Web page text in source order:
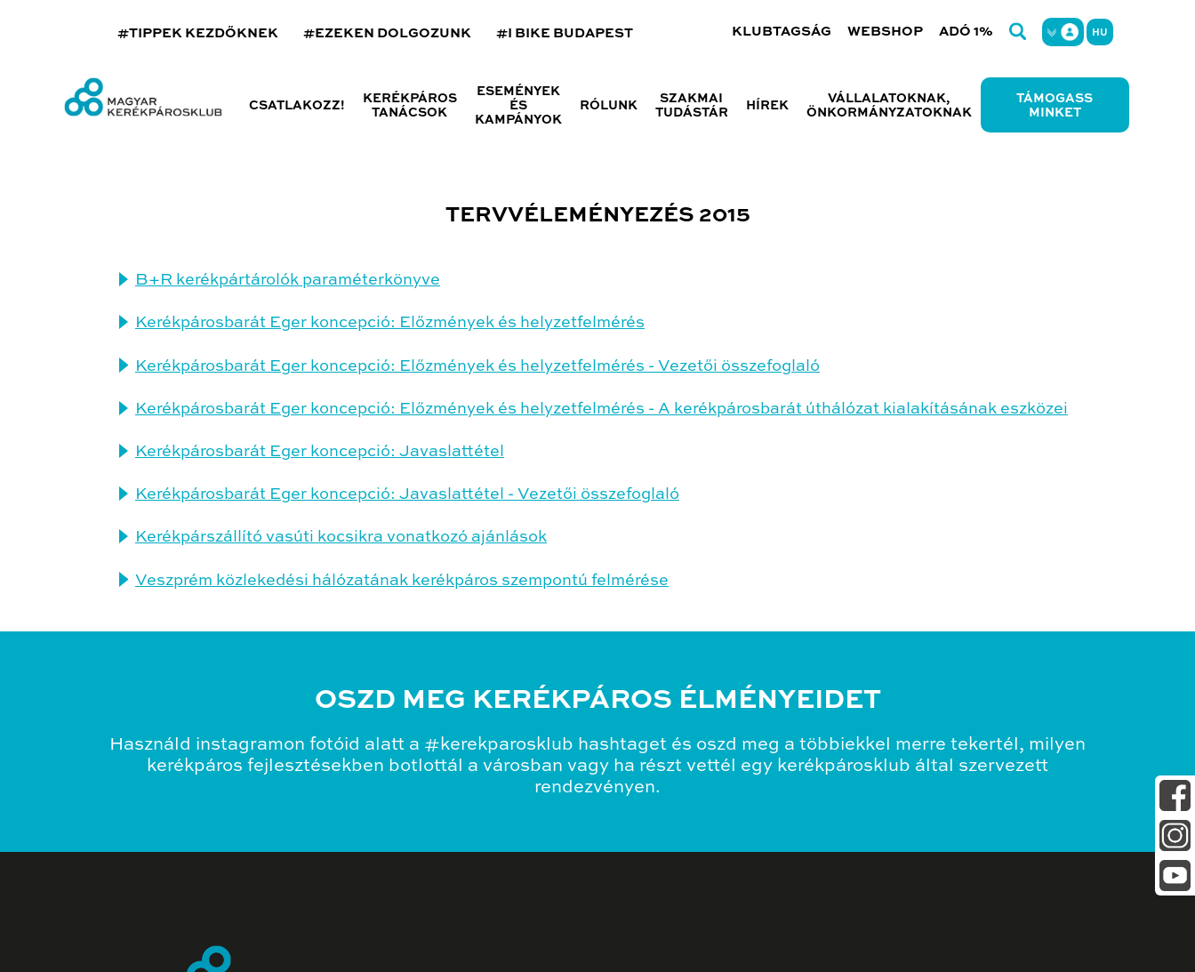
#TIPPEK KEZDŐKNEK #EZEKEN DOLGOZUNK #I BIKE BUDAPEST KLUBTAGSÁG WEBSHOP ADÓ 1% HU
CSATLAKOZZ!
KERÉKPÁROS
TANÁCSOK
ESEMÉNYEK
ÉS
KAMPÁNYOK
RÓLUNK
SZAKMAI
TUDÁSTÁR
HÍREK
VÁLLALATOKNAK,
ÖNKORMÁNYZATOKNAK
TÁMOGASS
MINKET
TERVVÉLEMÉNYEZÉS 2015
B+R kerékpártárolók paraméterkönyve
Kerékpárosbarát Eger koncepció: Előzmények és helyzetfelmérés
Kerékpárosbarát Eger koncepció: Előzmények és helyzetfelmérés - Vezetői összefoglaló
Kerékpárosbarát Eger koncepció: Előzmények és helyzetfelmérés - A kerékpárosbarát úthálózat kialakításának eszközei
Kerékpárosbarát Eger koncepció: Javaslattétel
Kerékpárosbarát Eger koncepció: Javaslattétel - Vezetői összefoglaló
Kerékpárszállító vasúti kocsikra vonatkozó ajánlások
Veszprém közlekedési hálózatának kerékpáros szempontú felmérése
OSZD MEG KERÉKPÁROS ÉLMÉNYEIDET
Használd instagramon fotóid alatt a #kerekparosklub hashtaget és oszd meg a többiekkel merre tekertél, milyen
kerékpáros fejlesztésekben botlottál a városban vagy ha részt vettél egy kerékpárosklub által szervezett
rendezvényen.